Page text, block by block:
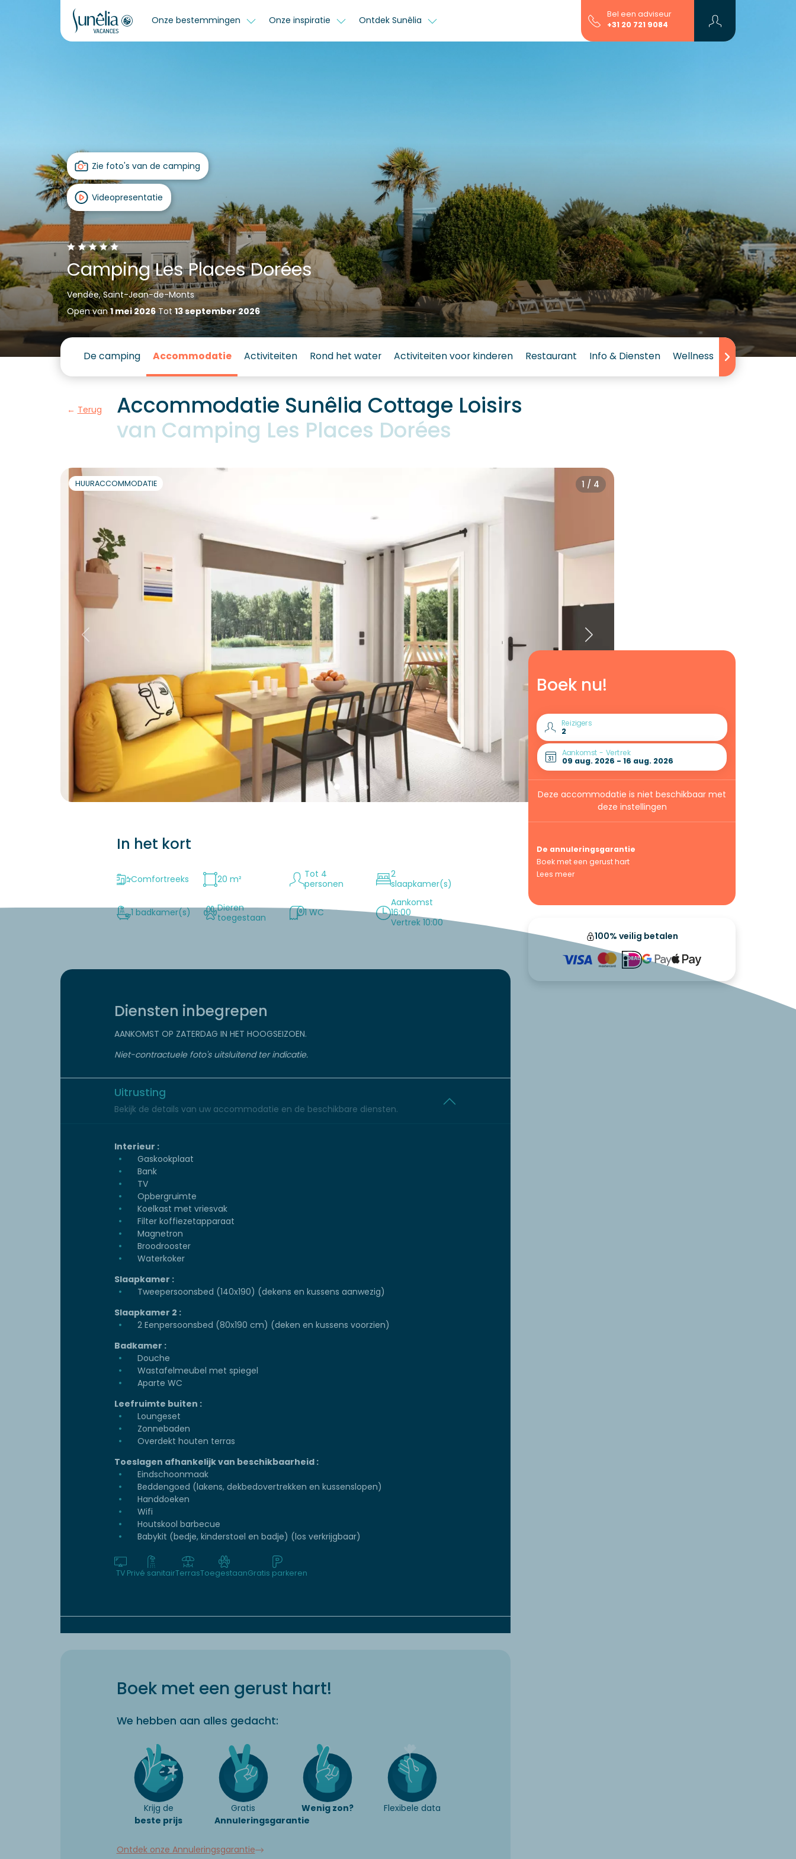
Onze bestemmingen Onze inspiratie Ontdek Sunêlia
Bel een adviseur
+31 20 721 9084
Zie foto's van de camping
Videopresentatie
Camping Les Places Dorées
Vendée, Saint-Jean-de-Monts
Open van1 mei 2026Tot13 september 2026
De camping Accommodatie Activiteiten Rond het water Activiteiten voor kinderen Restaurant Info & Diensten Wellness Beoordelingen
Terug
Accommodatie Sunêlia Cottage Loisirs
van Camping Les Places Dorées
Boek nu!
Reizigers
Aankomst - Vertrek
Deze accommodatie is niet beschikbaar met
deze instellingen
De annuleringsgarantie
Boek met een gerust hart
Lees meer
100% veilig betalen
1 / 4
HUURACCOMMODATIE
In het kort
Comfortreeks 20 m²
Tot 4
personen
2
slaapkamer(s)
1 badkamer(s)
Dieren
toegestaan
1 WC
Aankomst
16:00
Vertrek 10:00
Diensten inbegrepen
AANKOMST OP ZATERDAG IN HET HOOGSEIZOEN.
Niet-contractuele foto's uitsluitend ter indicatie.
Uitrusting
Bekijk de details van uw accommodatie en de beschikbare diensten.
Interieur :
Gaskookplaat
Bank
TV
Opbergruimte
Koelkast met vriesvak
Filter koffiezetapparaat
Magnetron
Broodrooster
Waterkoker
Slaapkamer :
Tweepersoonsbed (140x190) (dekens en kussens aanwezig)
Slaapkamer 2 :
2 Eenpersoonsbed (80x190 cm) (deken en kussens voorzien)
Badkamer :
Douche
Wastafelmeubel met spiegel
Aparte WC
Leefruimte buiten :
Loungeset
Zonnebaden
Overdekt houten terras
Toeslagen afhankelijk van beschikbaarheid :
Eindschoonmaak
Beddengoed (lakens, dekbedovertrekken en kussenslopen)
Handdoeken
Wifi
Houtskool barbecue
Babykit (bedje, kinderstoel en badje) (los verkrijgbaar)
TV Privé sanitairTerrasToegestaanGratis parkeren
Boek met een gerust hart!
We hebben aan alles gedacht:
Krijg de
beste prijs
Gratis
Annuleringsgarantie
Wenig zon? Flexibele data
Ontdek onze Annuleringsgarantie